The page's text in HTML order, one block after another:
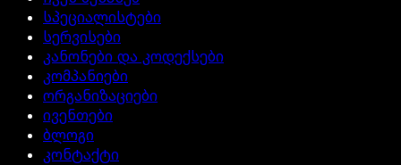
სპეციალისტები
სერვისები
კანონები და კოდექსები
კომპანიები
ორგანიზაციები
ივენთები
ბლოგი
კონტაქტი